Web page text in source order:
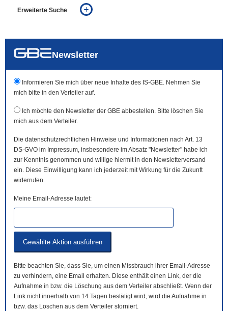
Erweiterte Suche
auch in allen Texten suchen (Volltextsuche)
Newsletter
Informieren Sie mich über neue Inhalte des IS-GBE. Nehmen Sie
mich bitte in den Verteiler auf.
Ich möchte den Newsletter der GBE abbestellen. Bitte löschen Sie
mich aus dem Verteiler.
Die datenschutzrechtlichen Hinweise und Informationen nach Art. 13
DS-GVO im Impressum, insbesondere im Absatz "Newsletter" habe ich
zur Kenntnis genommen und willige hiermit in den Newsletterversand
ein. Diese Einwilligung kann ich jederzeit mit Wirkung für die Zukunft
widerrufen.
Meine Email-Adresse lautet:
Bitte beachten Sie, dass Sie, um einen Missbrauch ihrer Email-Adresse
zu verhindern, eine Email erhalten. Diese enthält einen Link, der die
Aufnahme in bzw. die Löschung aus dem Verteiler abschließt. Wenn der
Link nicht innerhalb von 14 Tagen bestätigt wird, wird die Aufnahme in
bzw. das Löschen aus dem Verteiler storniert.